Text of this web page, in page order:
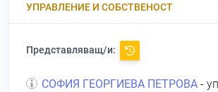
УПРАВЛЕНИЕ И СОБСТВЕНОСТ
Представляващ/и:
СОФИЯ ГЕОРГИЕВА ПЕТРОВА -